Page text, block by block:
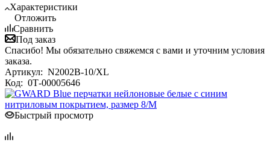
Характеристики
Отложить
Сравнить
Под заказ
Спасибо! Мы обязательно свяжемся с вами и уточним условия
заказа.
Артикул: N2002B-10/XL
Код: 0Т-00005646
Быстрый просмотр